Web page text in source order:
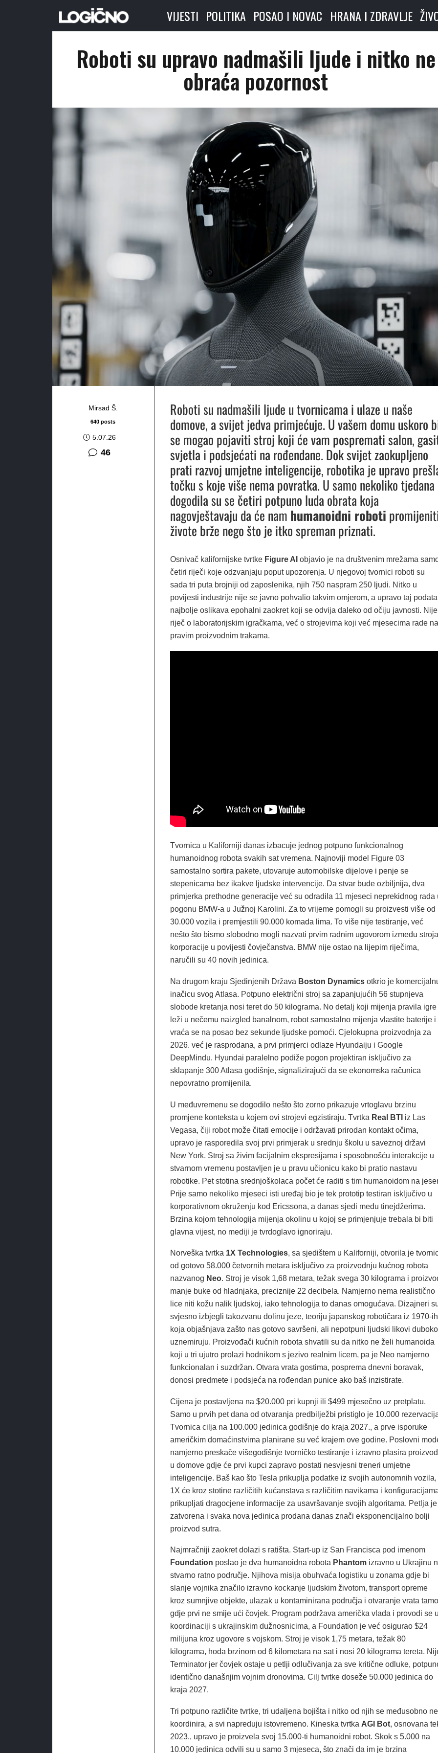
VIJESTI POLITIKA POSAO I NOVAC HRANA I ZDRAVLJE
Roboti su upravo nadmašili ljude i nitko ne
obraća pozornost
Mirsad Š.
640 posts
5.07.26
46komentara
Roboti su nadmašili ljude u tvornicama i ulaze u naše
domove, a svijet jedva primjećuje. U vašem domu uskoro
se mogao pojaviti stroj koji će vam pospremati salon,
svjetla i podsjećati na rođendane. Dok svijet zaokupljeno
prati razvoj umjetne inteligencije, robotika je upravo
točku s koje više nema povratka. U samo nekoliko tjedana
dogodila su se četiri potpuno luda obrata koja
nagovještavaju da će nam humanoidni roboti
živote brže nego što je itko spreman priznati.
Osnivač kalifornijske tvrtke Figure AI objavio je na društvenim mrežama
četiri riječi koje odzvanjaju poput upozorenja. U njegovoj tvornici roboti su
sada tri puta brojniji od zaposlenika, njih 750 naspram 250 ljudi. Nitko u
povijesti industrije nije se javno pohvalio takvim omjerom, a upravo taj
najbolje oslikava epohalni zaokret koji se odvija daleko od očiju javnosti. Nije
riječ o laboratorijskim igračkama, već o strojevima koji već mjesecima rade na
pravim proizvodnim trakama.
Tvornica u Kaliforniji danas izbacuje jednog potpuno funkcionalnog
humanoidnog robota svakih sat vremena. Najnoviji model Figure 03
samostalno sortira pakete, utovaruje automobilske dijelove i penje se
stepenicama bez ikakve ljudske intervencije. Da stvar bude ozbiljnija, dva
primjerka prethodne generacije već su odradila 11 mjeseci neprekidnog rada
pogonu BMW-a u Južnoj Karolini. Za to vrijeme pomogli su proizvesti više od
30.000 vozila i premjestili 90.000 komada lima. To više nije testiranje, već
nešto što bismo slobodno mogli nazvati prvim radnim ugovorom između
korporacije u povijesti čovječanstva. BMW nije ostao na lijepim riječima,
naručili su 40 novih jedinica.
Na drugom kraju Sjedinjenih Država Boston Dynamicsotkrio je
inačicu svog Atlasa. Potpuno električni stroj sa zapanjujućih 56 stupnjeva
slobode kretanja nosi teret do 50 kilograma. No detalj koji mijenja pravila igre
leži u nečemu naizgled banalnom, robot samostalno mijenja vlastite baterije i
vraća se na posao bez sekunde ljudske pomoći. Cjelokupna proizvodnja za
2026. već je rasprodana, a prvi primjerci odlaze Hyundaiju i Google
DeepMindu. Hyundai paralelno podiže pogon projektiran isključivo za
sklapanje 300 Atlasa godišnje, signalizirajući da se ekonomska računica
nepovratno promijenila.
U međuvremenu se dogodilo nešto što zorno prikazuje vrtoglavu brzinu
promjene konteksta u kojem ovi strojevi egzistiraju. Tvrtka Real BTI iz Las
Vegasa, čiji robot može čitati emocije i održavati prirodan kontakt očima,
upravo je rasporedila svoj prvi primjerak u srednju školu u saveznoj državi
New York. Stroj sa živim facijalnim ekspresijama i sposobnošću interakcije u
stvarnom vremenu postavljen je u pravu učionicu kako bi pratio nastavu
robotike. Pet stotina srednjoškolaca počet će raditi s tim humanoidom na
Prije samo nekoliko mjeseci isti uređaj bio je tek prototip testiran isključivo u
korporativnom okruženju kod Ericssona, a danas sjedi među tinejdžerima.
Brzina kojom tehnologija mijenja okolinu u kojoj se primjenjuje trebala bi biti
glavna vijest, no mediji je tvrdoglavo ignoriraju.
Norveška tvrtka 1X Technologies, sa sjedištem u Kaliforniji, otvorila je
od gotovo 58.000 četvornih metara isključivo za proizvodnju kućnog robota
nazvanog Neo. Stroj je visok 1,68 metara, težak svega 30 kilograma i
manje buke od hladnjaka, preciznije 22 decibela. Namjerno nema realistično
lice niti kožu nalik ljudskoj, iako tehnologija to danas omogućava. Dizajneri
svjesno izbjegli takozvanu dolinu jeze, teoriju japanskog robotičara iz 1970-ih
koja objašnjava zašto nas gotovo savršeni, ali nepotpuni ljudski likovi duboko
uznemiruju. Proizvođači kućnih robota shvatili su da nitko ne želi humanoida
koji u tri ujutro prolazi hodnikom s jezivo realnim licem, pa je Neo namjerno
funkcionalan i suzdržan. Otvara vrata gostima, posprema dnevni boravak,
donosi predmete i podsjeća na rođendan punice ako baš inzistirate.
Cijena je postavljena na $20.000 pri kupnji ili $499 mjesečno uz pretplatu.
Samo u prvih pet dana od otvaranja predbilježbi pristiglo je 10.000
Tvornica cilja na 100.000 jedinica godišnje do kraja 2027., a prve isporuke
američkim domaćinstvima planirane su već krajem ove godine. Poslovni
namjerno preskače višegodišnje tvorničko testiranje i izravno plasira proizvod
u domove gdje će prvi kupci zapravo postati nesvjesni treneri umjetne
inteligencije. Baš kao što Tesla prikuplja podatke iz svojih autonomnih vozila,
1X će kroz stotine različitih kućanstava s različitim navikama i
prikupljati dragocjene informacije za usavršavanje svojih algoritama. Petlja je
zatvorena i svaka nova jedinica prodana danas znači eksponencijalno bolji
proizvod sutra.
Najmračniji zaokret dolazi s ratišta. Start-up iz San Francisca pod imenom
Foundation poslao je dva humanoidna robota Phantomizravno u Ukrajinu
stvarno ratno područje. Njihova misija obuhvaća logistiku u zonama gdje bi
slanje vojnika značilo izravno kockanje ljudskim životom, transport opreme
kroz sumnjive objekte, ulazak u kontaminirana područja i otvaranje vrata tamo
gdje prvi ne smije ući čovjek. Program podržava američka vlada i provodi se u
koordinaciji s ukrajinskim dužnosnicima, a Foundation je već osigurao $24
milijuna kroz ugovore s vojskom. Stroj je visok 1,75 metara, težak 80
kilograma, hoda brzinom od 6 kilometara na sat i nosi 20 kilograma tereta.
Terminator jer čovjek ostaje u petlji odlučivanja za sve kritične odluke,
identično današnjim vojnim dronovima. Cilj tvrtke doseže 50.000 jedinica do
kraja 2027.
Tri potpuno različite tvrtke, tri udaljena bojišta i nitko od njih se međusobno ne
koordinira, a svi napreduju istovremeno. Kineska tvrtka AGI Bot, osnovana
2023., upravo je proizvela svoj 15.000-ti humanoidni robot. Skok s 5.000 na
10.000 jedinica odvili su u samo 3 mjeseca, što znači da im je brzina